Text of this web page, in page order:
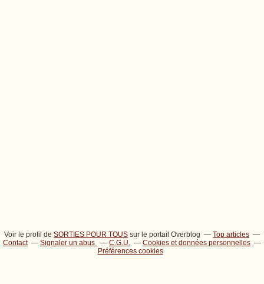
Voir le profil de SORTIES POUR TOUS sur le portail Overblog
Top articles
Contact
Signaler un abus C.G.U.
Cookies et données personnelles
Préférences cookies